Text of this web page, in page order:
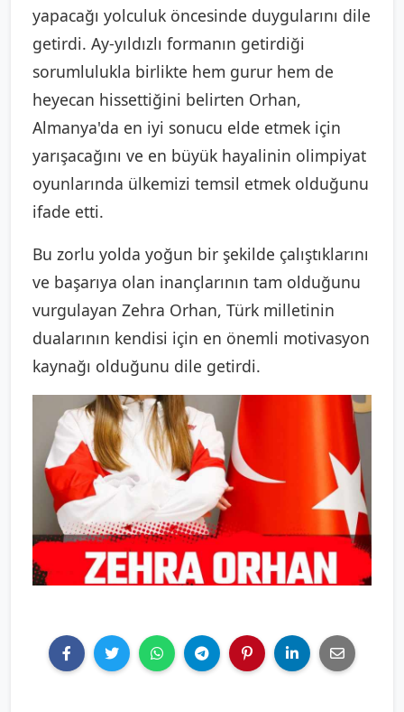
yapacağı yolculuk öncesinde duygularını dile
getirdi. Ay-yıldızlı formanın getirdiği
sorumlulukla birlikte hem gurur hem de
heyecan hissettiğini belirten Orhan,
Almanya'da en iyi sonucu elde etmek için
yarışacağını ve en büyük hayalinin olimpiyat
oyunlarında ülkemizi temsil etmek olduğunu
ifade etti.
Bu zorlu yolda yoğun bir şekilde çalıştıklarını
ve başarıya olan inançlarının tam olduğunu
vurgulayan Zehra Orhan, Türk milletinin
dualarının kendisi için en önemli motivasyon
kaynağı olduğunu dile getirdi.